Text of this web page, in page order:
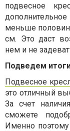
подвесное
меньше
см. Это даст
нем и не
Подведем
Подвесное
это отличный
За счет
сможете
Именно поэтому